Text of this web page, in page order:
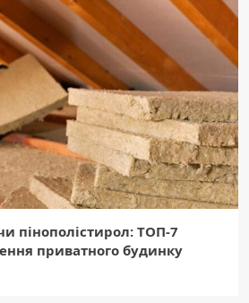
пінополістирол: ТОП-7
приватного будинку